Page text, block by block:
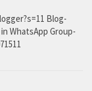
Blog-
WhatsApp Group-